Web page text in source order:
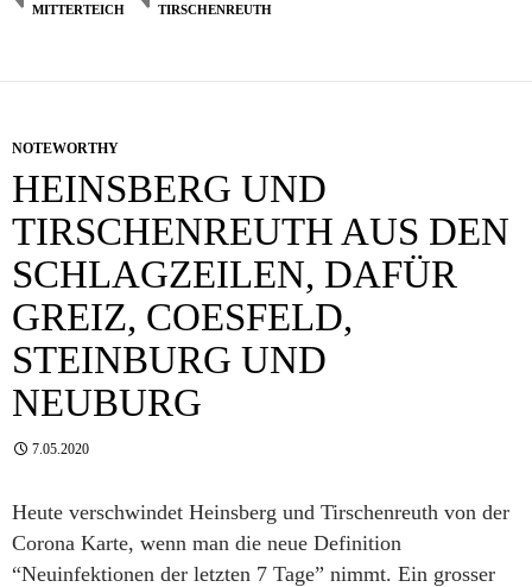
MITTERTEICH
TIRSCHENREUTH
NOTEWORTHY
HEINSBERG UND
TIRSCHENREUTH AUS DEN
SCHLAGZEILEN, DAFÜR
GREIZ, COESFELD,
STEINBURG UND
NEUBURG
7.05.2020
Heute verschwindet Heinsberg und Tirschenreuth von der
Corona Karte, wenn man die neue Definition
“Neuinfektionen der letzten 7 Tage” nimmt. Ein grosser